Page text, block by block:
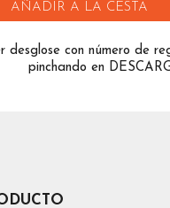
AÑADIR A LA CESTA
desglose con número de
pinchando en